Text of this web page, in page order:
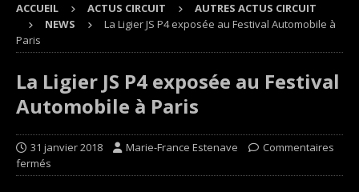
ACCUEIL ACTUS CIRCUIT
AUTRES ACTUS CIRCUIT
NEWS
La Ligier JS P4 exposée au Festival Automobile à
Paris
La Ligier JS P4 exposée au Festival
Automobile à Paris
31 janvier 2018 Marie-France Estenave
Commentaires
fermés